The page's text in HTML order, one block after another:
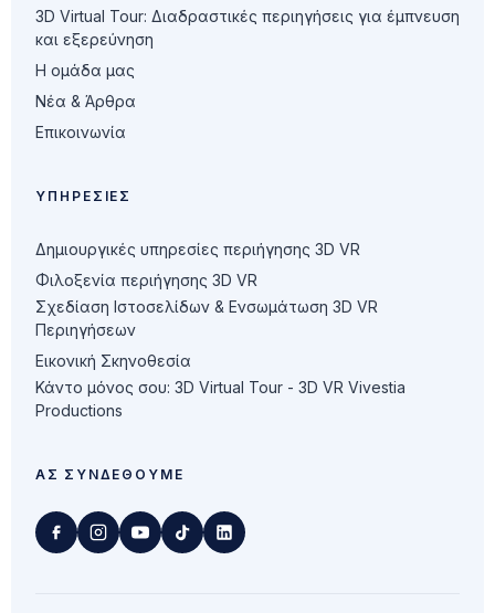
3D Virtual Tour: Διαδραστικές περιηγήσεις για έμπνευση
και εξερεύνηση
Η ομάδα μας
Νέα & Άρθρα
Επικοινωνία
ΥΠΗΡΕΣΊΕΣ
Δημιουργικές υπηρεσίες περιήγησης 3D VR
Φιλοξενία περιήγησης 3D VR
Σχεδίαση Ιστοσελίδων & Ενσωμάτωση 3D VR
Περιηγήσεων
Εικονική Σκηνοθεσία
Κάντο μόνος σου: 3D Virtual Tour - 3D VR Vivestia
Productions
ΑΣ ΣΥΝΔΕΘΟΎΜΕ